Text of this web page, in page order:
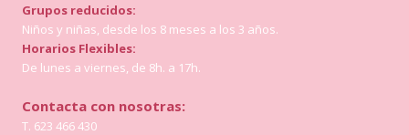
Grupos reducidos:
Niños y niñas, desde los 8 meses a los 3 años.
Horarios Flexibles:
De lunes a viernes, de 8h. a 17h.
Contacta con nosotras:
T. 623 466 430